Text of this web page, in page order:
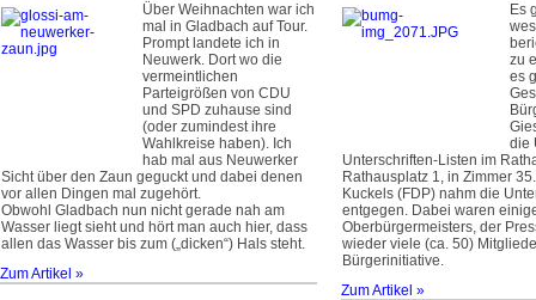
Über Weihnachten war ich
mal in Gladbach auf Tour.
Prompt landete ich in
Neuwerk. Dort wo die
vermeintlichen
Parteigrößen von CDU
und SPD zuhause sind
(oder zumindest ihre
Wahlkreise haben). Ich
hab mal aus Neuwerker
Sicht über den Zaun geguckt und dabei denen
vor allen Dingen mal zugehört.
Obwohl Gladbach nun nicht gerade nah am
Wasser liegt sieht und hört man auch hier, dass
allen das Wasser bis zum („dicken“) Hals steht.
Zum Artikel »
Es
zu
es
die
Unterschriften-Listen im
Rathausplatz 1, in Zimmer
Kuckels (FDP) nahm die
entgegen. Dabei waren
Oberbürgermeisters, der
wieder viele (ca. 50)
Bürgerinitiative.
Zum Artikel »